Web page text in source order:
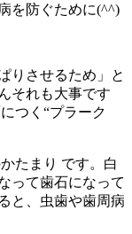
を防ぐために(^^)
りさせるため」と
それも大事です
つく“プラーク
たまり です。白
って歯石になって
と、虫歯や歯周病